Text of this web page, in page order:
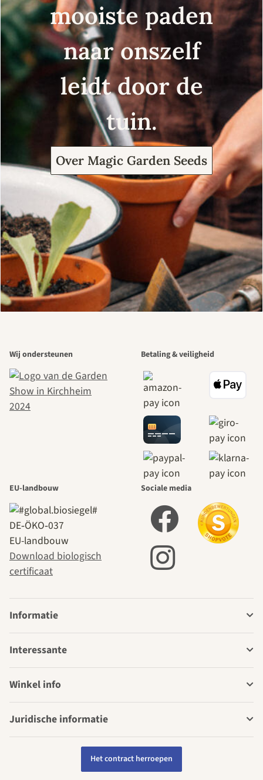
mooiste paden
naar onszelf
leidt door de
tuin.
Over Magic Garden Seeds
Wij ondersteunen Betaling & veiligheid
EU-landbouw
DE‑ÖKO‑037
EU-landbouw
Download biologisch
certificaat
Sociale media
Informatie
Interessante
Winkel info
Juridische informatie
Het contract herroepen